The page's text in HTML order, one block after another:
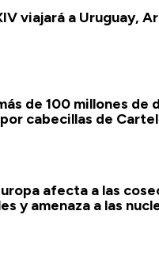
viajará a Uruguay,
de 100 millones de
cabecillas de
afecta a las
y amenaza a las